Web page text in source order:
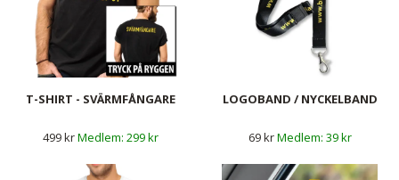
T-SHIRT - SVÄRMFÅNGARE
499 kr 299 kr
LOGOBAND / NYCKELBAND
69 kr 39 kr